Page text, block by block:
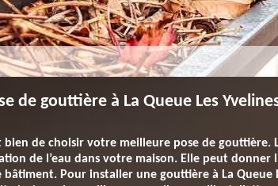
de gouttière à La Queue Les
de choisir votre meilleure pose de gouttière.
de l’eau dans votre maison. Elle peut donner
Pour installer une gouttière à La Queue